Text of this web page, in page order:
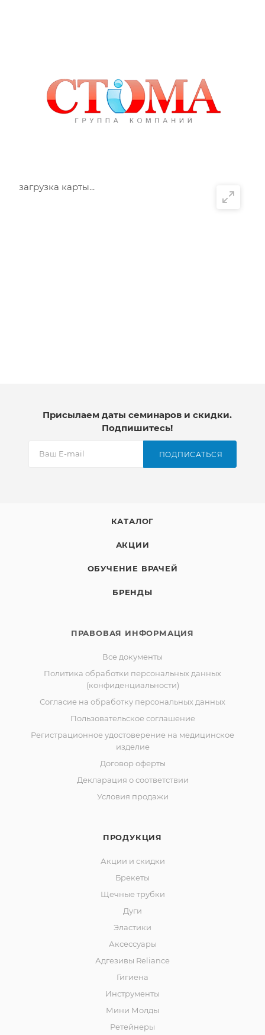
загрузка карты...
Присылаем даты семинаров и скидки.
Подпишитесь!
ПОДПИСАТЬСЯ
КАТАЛОГ
АКЦИИ
ОБУЧЕНИЕ ВРАЧЕЙ
БРЕНДЫ
ПРАВОВАЯ ИНФОРМАЦИЯ
Все документы
Политика обработки персональных данных
(конфиденциальности)
Согласие на обработку персональных данных
Пользовательское соглашение
Регистрационное удостоверение на медицинское
изделие
Договор оферты
Декларация о соответствии
Условия продажи
ПРОДУКЦИЯ
Акции и скидки
Брекеты
Щечные трубки
Дуги
Эластики
Аксессуары
Адгезивы Reliance
Гигиена
Инструменты
Мини Молды
Ретейнеры